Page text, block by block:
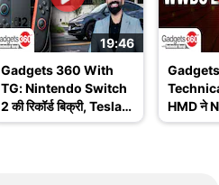
19:46
Gadgets 360 With
TG: Nintendo Switch
2 की रिकॉर्ड बिक्री, Tesla
Robotaxi और WWDC
HMD ने
खत्म